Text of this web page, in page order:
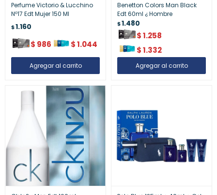
Perfume Victorio & Lucchino
Nº17 Edt Mujer 150 Ml
$1.160
$ 986 $1.044
Benetton Colors Man Black
Edt 60ml ¿ Hombre
$1.480
$1.258
$1.332